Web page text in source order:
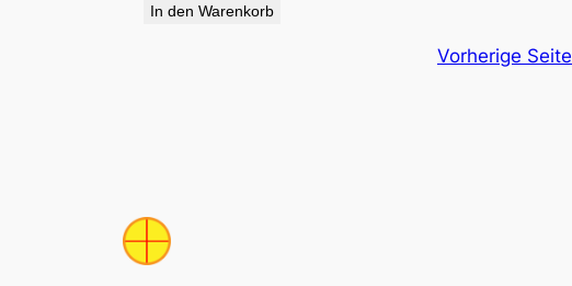
In den Warenkorb
Vorherige Seite